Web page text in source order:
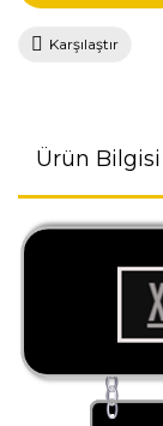
Karşılaştır
Ürün Bilgisi